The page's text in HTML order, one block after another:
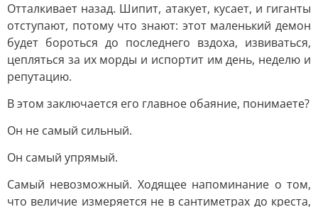
Отталкивает назад. Шипит, атакует, кусает, и гиганты
отступают, потому что знают: этот маленький демон
будет бороться до последнего вздоха, извиваться,
цепляться за их морды и испортит им день, неделю и
репутацию.
В этом заключается его главное обаяние, понимаете?
Он не самый сильный.
Он самый упрямый.
Самый невозможный. Ходящее напоминание о том,
что величие измеряется не в сантиметрах до креста,